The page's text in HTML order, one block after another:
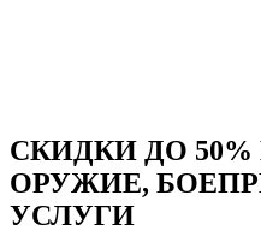
СКИДКИ ДО
ОРУЖИЕ,
УСЛУГИ